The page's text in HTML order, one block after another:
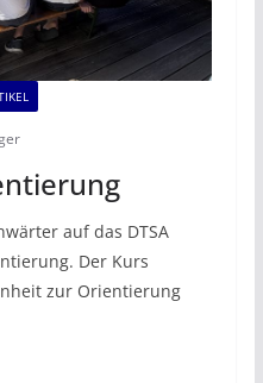
auf das DTSA
Der Kurs
zur Orientierung